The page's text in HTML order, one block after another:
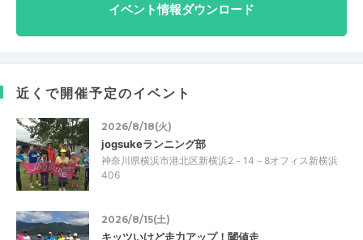
イベント情報ダウンロード
近くで開催予定のイベント
2026/8/18(火)
jogsukeランニング部
神奈川県横浜市港北区新横浜2－14－8オフィス新横浜
406
2026/8/15(土)
キッツいけど走力アップ！閾値走